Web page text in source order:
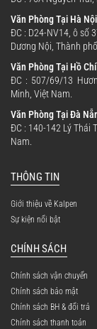
Lòng nồi
cho sức
Lòng nồi
lớp chống
bám dính
sức khỏe và
Văn Phòng Tại Hà Nội
ĐC : D24-NV14, ô số
Dương Nội, Thành
Văn Phòng Tại Hồ
ĐC : 507/69/13
Minh, Việt Nam.
Văn Phòng Tại Đà
ĐC : 140-142 Lý Thái
Nam.
THÔNG TIN
Giới thiệu về Kalpen
Sự kiện nổi bật
CHÍNH SÁCH
Chính sách vận chuyển
Chính sách bảo mật
Chính sách BH & đổi trả
Chính sách thanh toán